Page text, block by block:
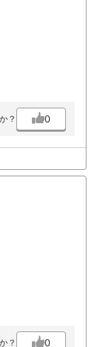
？ 0
？ 0